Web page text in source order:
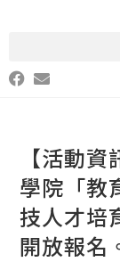
【活動
學院「教
技人才培
開放報名